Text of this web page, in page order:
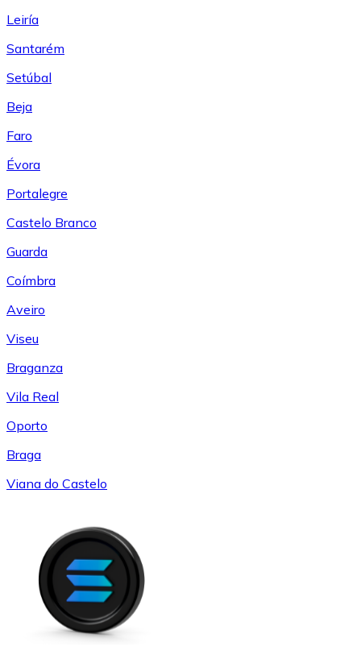
Leiría
Santarém
Setúbal
Beja
Faro
Évora
Portalegre
Castelo Branco
Guarda
Coímbra
Aveiro
Viseu
Braganza
Vila Real
Oporto
Braga
Viana do Castelo